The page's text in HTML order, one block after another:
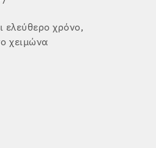
ελεύθερο χρόνο,
χειμώνα